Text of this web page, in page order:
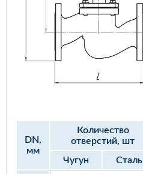
DN,
мм
Количество
отверстий, шт
Чугун
Сталь